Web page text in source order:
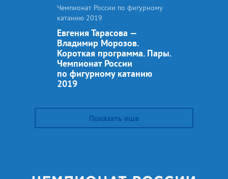
Чемпионат России по фигурному
катанию 2019
Евгения Тарасова —
Владимир Морозов.
Короткая программа. Пары.
Чемпионат России
по фигурному катанию
2019
Показать еще